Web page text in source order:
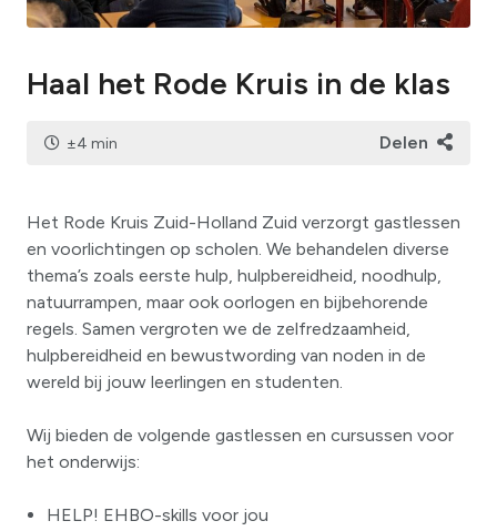
Haal het Rode Kruis in de klas
±4 min Delen
Het Rode Kruis Zuid-Holland Zuid verzorgt gastlessen
en voorlichtingen op scholen. We behandelen diverse
thema’s zoals eerste hulp, hulpbereidheid, noodhulp,
natuurrampen, maar ook oorlogen en bijbehorende
regels. Samen vergroten we de zelfredzaamheid,
hulpbereidheid en bewustwording van noden in de
wereld bij jouw leerlingen en studenten.
Wij bieden de volgende gastlessen en cursussen voor
het onderwijs:
HELP! EHBO-skills voor jou